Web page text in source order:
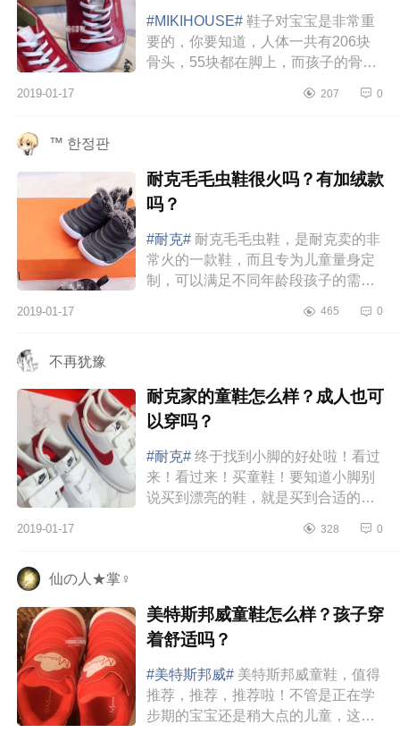
#MIKIHOUSE# 鞋子对宝宝是非常重
要的，你要知道，人体一共有206块
骨头，55块都在脚上，而孩子的骨骼
鞋子不合适，不仅会对以后的腿形，
2019-01-17 207 0
™ 한정판
耐克毛毛虫鞋很火吗？有加绒款
吗？
#耐克# 耐克毛毛虫鞋，是耐克卖的非
常火的一款鞋，而且专为儿童量身定
制，可以满足不同年龄段孩子的需
克毛毛虫就是鞋子鞋帮处有毛绒绒...
2019-01-17 465 0
不再犹豫
耐克家的童鞋怎么样？成人也可
以穿吗？
#耐克# 终于找到小脚的好处啦！看过
来！看过来！买童鞋！要知道小脚别
说买到漂亮的鞋，就是买到合适的鞋
穿高跟鞋，只有品牌的才有加小...
2019-01-17 328 0
仙の人★掌♀
美特斯邦威童鞋怎么样？孩子穿
着舒适吗？
#美特斯邦威# 美特斯邦威童鞋，值得
推荐，推荐，推荐啦！不管是正在学
步期的宝宝还是稍大点的儿童，这款